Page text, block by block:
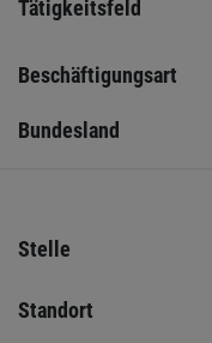
Tätigkeitsfeld
Beschäftigungsart
Bundesland
Stelle
Standort